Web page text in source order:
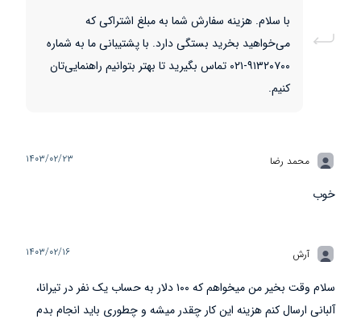
با سلام. هزینه سفارش شما به مبلغ اشتراکی که
می‌خواهید بخرید بستگی دارد. با پشتیبانی ما به شماره
۹۱۳۲۰۷۰۰-۰۲۱ تماس بگیرید تا بهتر بتوانیم راهنمایی‌تان
کنیم.
محمد رضا ۱۴۰۳/۰۲/۲۳
خوب
آرش ۱۴۰۳/۰۲/۱۶
سلام وقت بخیر من میخواهم که ۱۰۰ دلار به حساب یک نفر در تیرانا،
آلبانی ارسال کنم هزینه این کار چقدر میشه و چطوری باید انجام بدم